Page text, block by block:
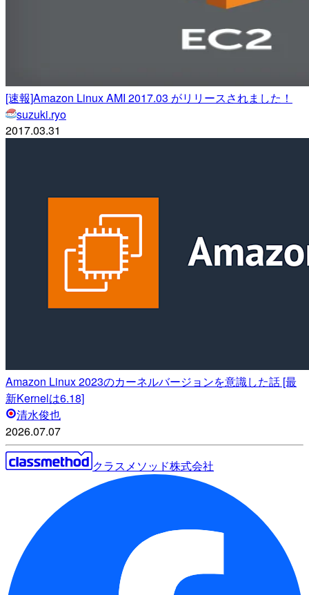
[速報]Amazon Linux AMI 2017.03 がリリースされました！
suzuki.ryo
2017.03.31
Amazon Linux 2023のカーネルバージョンを意識した話 [最
新Kernelは6.18]
清水俊也
2026.07.07
クラスメソッド株式会社